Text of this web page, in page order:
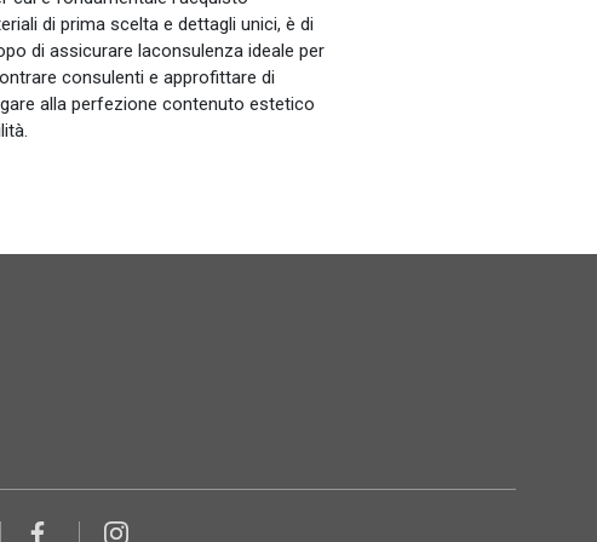
di prima scelta e dettagli unici, è di
di assicurare laconsulenza ideale per
consulenti e approfittare di
alla perfezione contenuto estetico